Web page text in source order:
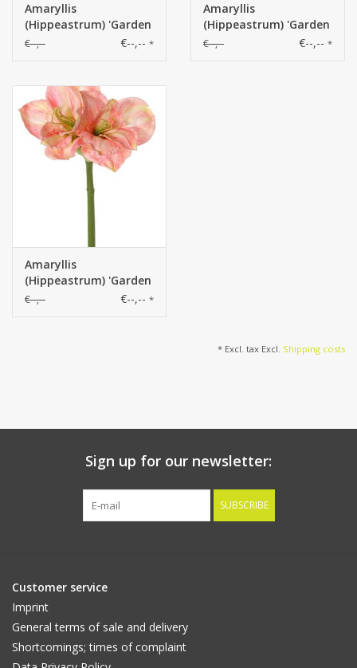
Amaryllis
(Hippeastrum) 'Garden
Art'
€--,-- €--,-- *
Amaryllis
(Hippeastrum) 'Garden
Art'
€--,-- €--,-- *
Amaryllis
(Hippeastrum) 'Garden
Art'
€--,-- €--,-- *
* Excl. tax Excl. Shipping costs
Sign up for our newsletter:
SUBSCRIBE
Customer service
Imprint
General terms of sale and delivery
Shortcomings; times of complaint